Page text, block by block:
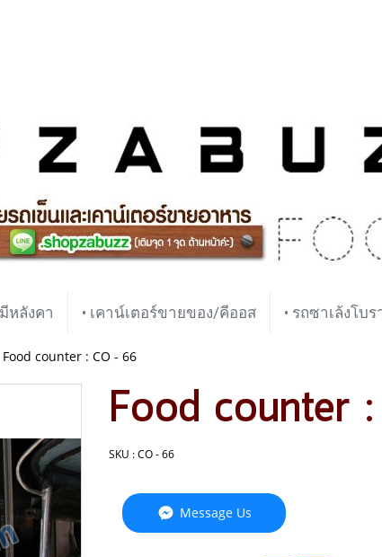
หลังคา • เคาน์เตอร์ขายของ/คีออส • รถซาเล้งโบ
Food counter : CO - 66
Food counter
SKU : CO - 66
Message Us